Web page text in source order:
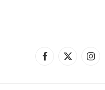
Facebook
X